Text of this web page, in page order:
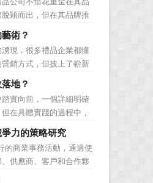
營銷管理策略的整體支
穎而出，但在其品牌推
企業走入了幾大誤區而
區有： 誤區一：不清
企業在推廣品牌之前，
術？
現，很多禮品企業都懂
銷方式，但披上了嶄新
。要知道，營銷真正的
而是將品牌印到消費者
，並不是一朝一夕的事
地？
實向前，一個詳細明確
在具體實踐的過程中，
其原因，一則是計劃不
會帶來風險。二則是新
一致，原有路徑的依賴又
力的策略研究
商業事務活動，通過使
供應商、客戶和合作夥
現企業間業務流程的電